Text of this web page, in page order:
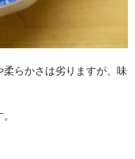
らかさは劣りますが、味